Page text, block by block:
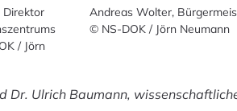
Direktor
/ Jörn
Andreas Wolter,
© NS-DOK / Jörn Neumann
Dr. Ulrich Baumann,